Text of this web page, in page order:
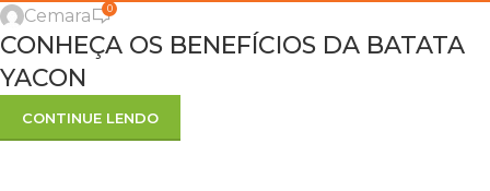
18
Cemara 0
CONHEÇA OS BENEFÍCIOS DA BATATA
YACON
CONTINUE LENDO